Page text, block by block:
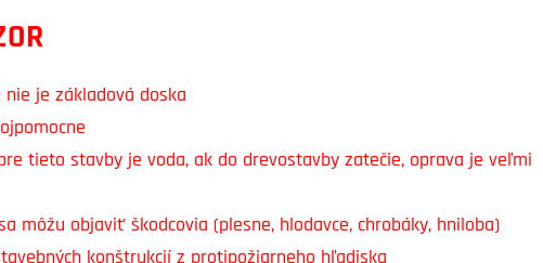
je základová doska
tieto stavby je voda, ak do drevostavby zatečie, oprava je veľmi
môžu objaviť škodcovia (plesne, hlodavce, chrobáky, hniloba)
konštrukcií z protipožiarneho hľadiska